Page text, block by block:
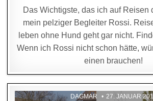
Das Wichtigste, das ich auf Reisen
mein pelziger Begleiter Rossi.
leben ohne Hund geht gar nicht.
Wenn ich Rossi nicht schon hätte,
einen brauchen!
DAGMAR 27. JANUAR